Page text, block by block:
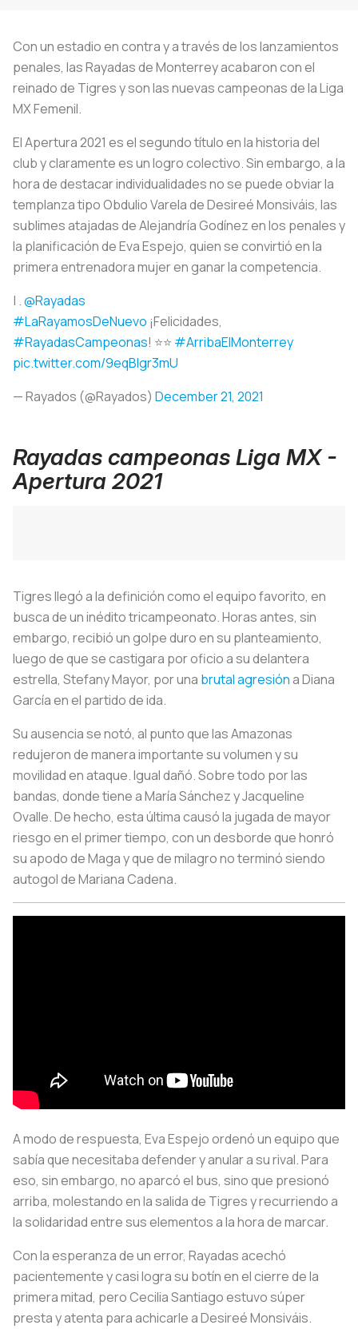
Con un estadio en contra y a través de los lanzamientos
penales, las Rayadas de Monterrey acabaron con el
reinado de Tigres y son las nuevas campeonas de la Liga
MX Femenil.
El Apertura 2021 es el segundo título en la historia del
club y claramente es un logro colectivo. Sin embargo, a la
hora de destacar individualidades no se puede obviar la
templanza tipo Obdulio Varela de Desireé Monsiváis, las
sublimes atajadas de Alejandría Godínez en los penales y
la planificación de Eva Espejo, quien se convirtió en la
primera entrenadora mujer en ganar la competencia.
| .@Rayadas
#LaRayamosDeNuevo ¡Felicidades,
#RayadasCampeonas! ⭐️⭐️ #ArribaElMonterrey
pic.twitter.com/9eqBlgr3mU
— Rayados (@Rayados) December 21, 2021
Rayadas campeonas Liga MX -
Apertura 2021
Tigres llegó a la definición como el equipo favorito, en
busca de un inédito tricampeonato. Horas antes, sin
embargo, recibió un golpe duro en su planteamiento,
luego de que se castigara por oficio a su delantera
estrella, Stefany Mayor, por una brutal agresióna Diana
García en el partido de ida.
Su ausencia se notó, al punto que las Amazonas
redujeron de manera importante su volumen y su
movilidad en ataque. Igual dañó. Sobre todo por las
bandas, donde tiene a María Sánchez y Jacqueline
Ovalle. De hecho, esta última causó la jugada de mayor
riesgo en el primer tiempo, con un desborde que honró
su apodo de Maga y que de milagro no terminó siendo
autogol de Mariana Cadena.
A modo de respuesta, Eva Espejo ordenó un equipo que
sabía que necesitaba defender y anular a su rival. Para
eso, sin embargo, no aparcó el bus, sino que presionó
arriba, molestando en la salida de Tigres y recurriendo a
la solidaridad entre sus elementos a la hora de marcar.
Con la esperanza de un error, Rayadas acechó
pacientemente y casi logra su botín en el cierre de la
primera mitad, pero Cecilia Santiago estuvo súper
presta y atenta para achicarle a Desireé Monsiváis.